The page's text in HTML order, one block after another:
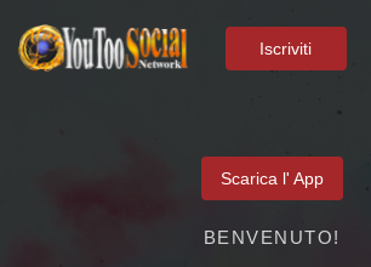
Iscriviti
Scarica l' App
BENVENUTO!